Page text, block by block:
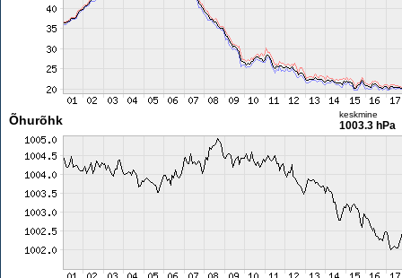
Õhurõhk keskmine
1003.3 hPa